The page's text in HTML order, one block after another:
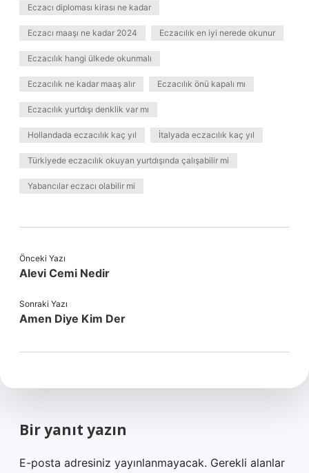
Eczacı diploması kirası ne kadar
Eczacı maaşı ne kadar 2024 Eczacılık en iyi nerede okunur
Eczacılık hangi ülkede okunmalı
Eczacılık ne kadar maaş alır Eczacılık önü kapalı mı
Eczacılık yurtdışı denklik var mı
Hollandada eczacılık kaç yıl İtalyada eczacılık kaç yıl
Türkiyede eczacılık okuyan yurtdışında çalışabilir mi
Yabancılar eczacı olabilir mi
Önceki Yazı
Alevi Cemi Nedir
Sonraki Yazı
Amen Diye Kim Der
Bir yanıt yazın
E-posta adresiniz yayınlanmayacak. Gerekli alanlar